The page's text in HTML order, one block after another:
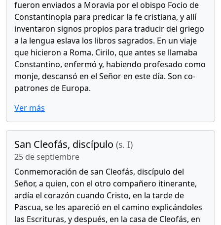
fueron enviados a Moravia por el obispo Focio de
Constantinopla para predicar la fe cristiana, y allí
inventaron signos propios para traducir del griego
a la lengua eslava los libros sagrados. En un viaje
que hicieron a Roma, Cirilo, que antes se llamaba
Constantino, enfermó y, habiendo profesado como
monje, descansó en el Señor en este día. Son co-
patrones de Europa.
Ver más
San Cleofás, discípulo (s. I)
25 de septiembre
Conmemoración de san Cleofás, discípulo del
Señor, a quien, con el otro compañero itinerante,
ardía el corazón cuando Cristo, en la tarde de
Pascua, se les apareció en el camino explicándoles
las Escrituras, y después, en la casa de Cleofás, en